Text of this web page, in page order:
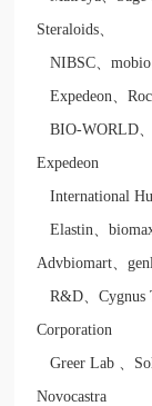
Steraloids
NIBSC 、mobio
Expedeon 、
BIO-WORLD
Expedeon
International
Elastin 、
Advbiomart 、
R&D 、Cygnus
Corporation
Greer Lab
Novocastra